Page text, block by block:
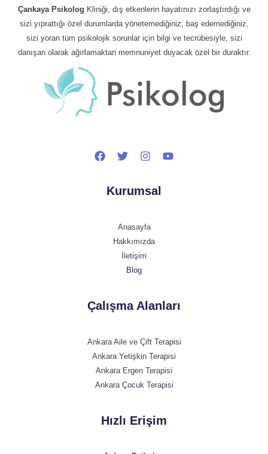
Çankaya Psikolog Kliniği, dış etkenlerin hayatınızı zorlaştırdığı ve
sizi yıprattığı özel durumlarda yönetemediğiniz, baş edemediğiniz,
sizi yoran tüm psikolojik sorunlar için bilgi ve tecrübesiyle, sizi
danışan olarak ağırlamaktan memnuniyet duyacak özel bir duraktır.
Kurumsal
Anasayfa
Hakkımızda
İletişim
Blog
Çalışma Alanları
Ankara Aile ve Çift Terapisi
Ankara Yetişkin Terapisi
Ankara Ergen Terapisi
Ankara Çocuk Terapisi
Hızlı Erişim